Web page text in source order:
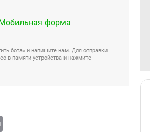
форма
бота» и напишите нам. Для отправки
в памяти устройства и нажмите